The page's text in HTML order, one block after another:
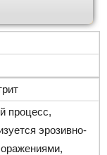
процесс,
эрозивно-